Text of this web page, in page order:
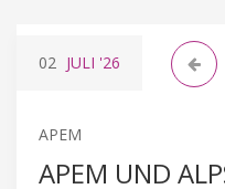
02 JULI '26
APEM
APEM UND